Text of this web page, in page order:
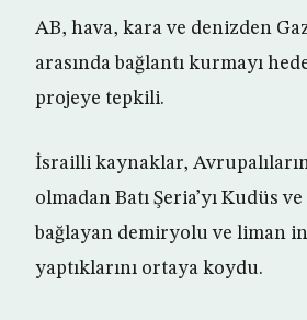
AB, hava, kara ve denizden
arasında bağlantı kurmayı
projeye tepkili.
İsrailli kaynaklar,
olmadan Batı Şeria’yı Kudüs ve
bağlayan demiryolu ve liman
yaptıklarını ortaya koydu.